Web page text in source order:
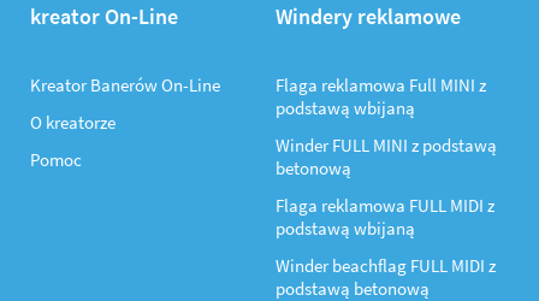
kreator On-Line
Kreator Banerów On-Line
O kreatorze
Pomoc
Windery reklamowe
Flaga reklamowa Full MINI z
podstawą wbijaną
Winder FULL MINI z podstawą
betonową
Flaga reklamowa FULL MIDI z
podstawą wbijaną
Winder beachflag FULL MIDI z
podstawą betonową